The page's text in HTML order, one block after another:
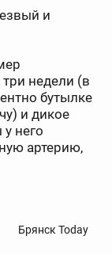
и
недели (в
бутылке
и дикое
него
артерию,
Брянск Today